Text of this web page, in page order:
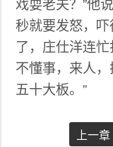
戏耍老夫？”他
秒就要发怒，
了，庄仕洋连
不懂事，来人
五十大板。”
上一章